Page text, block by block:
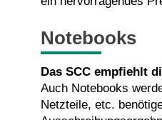
Notebooks
Das SCC empfiehlt
Auch Notebooks
Netzteile, etc.